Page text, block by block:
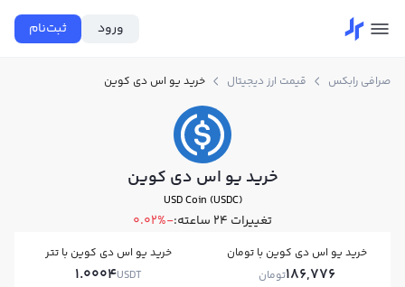
ورود ثبت‌نام
صرافی رابکس قیمت ارز دیجیتال خرید یو اس دی کوین
خرید یو اس دی کوین
USD Coin (USDC)
تغییرات ۲۴ ساعته: -0.02%
خرید یو اس دی کوین با تومان
186,776تومان
خرید یو اس دی کوین با تتر
1.0004USDT